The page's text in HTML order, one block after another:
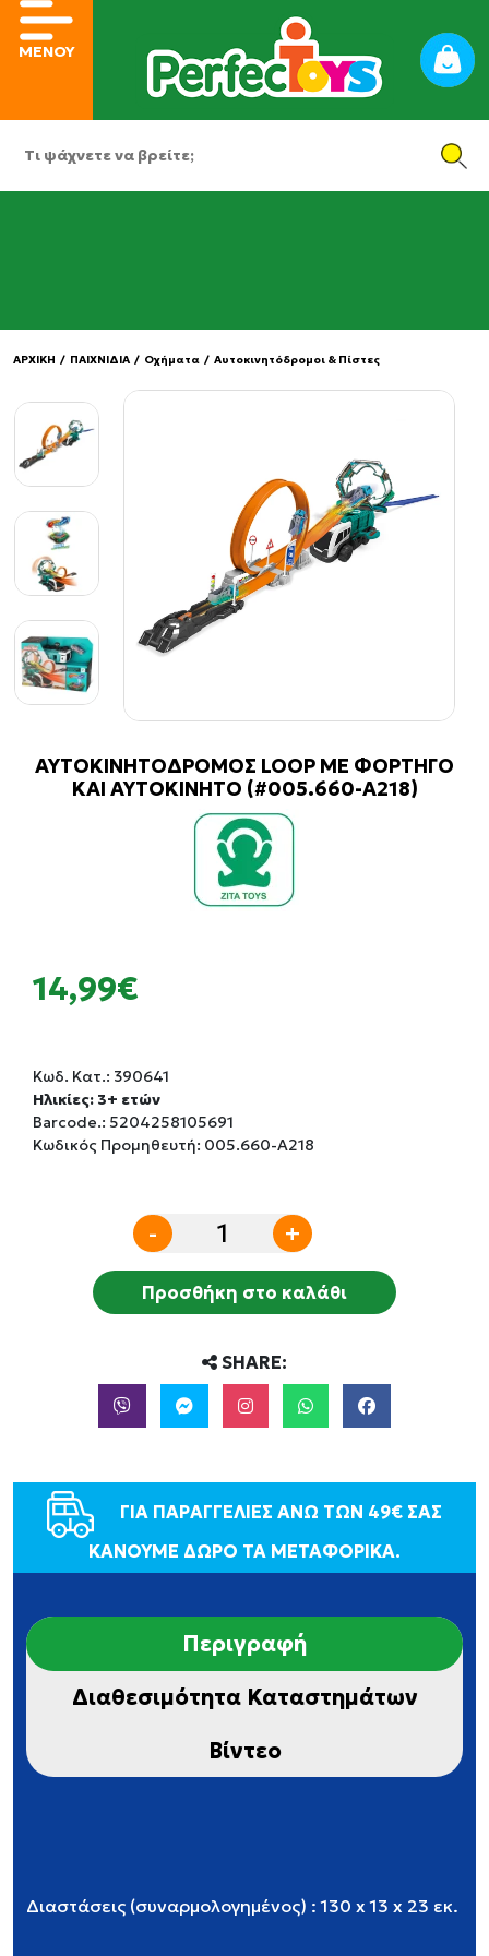
ΜΕΝΟΥ
ΑΡΧΙΚΗ / ΠΑΙΧΝΙΔΙΑ / Οχήματα / Αυτοκινητόδρομοι & Πίστες
ΑΥΤΟΚΙΝΗΤΟΔΡΟΜΟΣ LOOP ΜΕ ΦΟΡΤΗΓΟ
ΚΑΙ ΑΥΤΟΚΙΝΗΤΟ (#005.660-Α218)
14,99€
Κωδ. Κατ.: 390641
Ηλικίες: 3+ ετών
Barcode.: 5204258105691
Κωδικός Προμηθευτή: 005.660-Α218
- +
Προσθήκη στο καλάθι
SHARE:
ΓΙΑ ΠΑΡΑΓΓΕΛΙΕΣ ΑΝΩ ΤΩΝ 49€ ΣΑΣ
ΚΑΝΟΥΜΕ ΔΩΡΟ ΤΑ ΜΕΤΑΦΟΡΙΚΑ.
Περιγραφή
Διαθεσιμότητα Καταστημάτων
Βίντεο
Διαστάσεις (συναρμολογημένος) : 130 x 13 x 23 εκ.